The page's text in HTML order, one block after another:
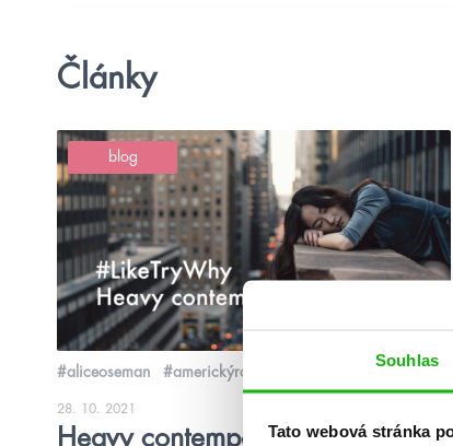
Souhlas
Tato webová stránka
Články
blog
#aliceoseman #americkýroadtrip
28. 10. 2021
Heavy contemporary